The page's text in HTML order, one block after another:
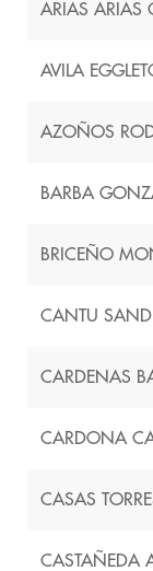
ARIAS ARIAS
AVILA
AZOÑOS
BARBA
BRICEÑO
CANTU
CARDENAS
CARDONA
CASAS
CASTAÑEDA